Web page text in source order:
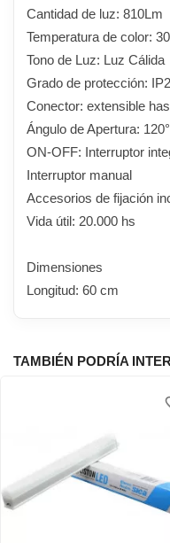
Cantidad de luz: 810Lm
Temperatura de color:
Tono de Luz: Luz Cálida
Grado de protección:
Conector: extensible
Ángulo de Apertura: 120°
ON-OFF: Interruptor
Interruptor manual
Accesorios de fijación
Vida útil: 20.000 hs
Dimensiones
Longitud: 60 cm
TAMBIÉN PODRÍA